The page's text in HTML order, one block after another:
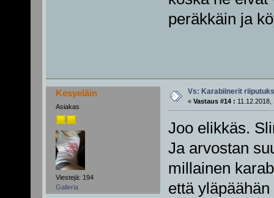
peräkkäin ja
Kesyeläin
Asiakas
Viestejä: 194
Galleria
Vs: Karabiinerit
« Vastaus #14 : 11.12.2018,
Joo elikkäs.
Ja arvostan
millainen
että